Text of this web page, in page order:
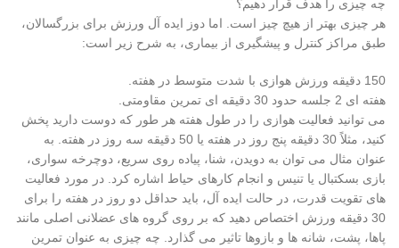
چه چیزی را هدف قرار دهیم؟
هر چیزی بهتر از هیچ چیز است. اما دوز ایده آل ورزش برای بزرگسالان،
طبق مراکز کنترل و پیشگیری از بیماری، به شرح زیر است:
150 دقیقه ورزش هوازی با شدت متوسط ​​در هفته.
هفته ای 2 جلسه حدود 30 دقیقه ای تمرین مقاومتی.
می توانید فعالیت هوازی را در طول هفته هر طور که دوست دارید پخش
کنید، مثلاً 30 دقیقه پنج روز در هفته یا 50 دقیقه سه روز در هفته. به
عنوان مثال می توان به دویدن، شنا، پیاده روی سریع، دوچرخه سواری،
بازی بسکتبال یا تنیس و انجام کارهای حیاط اشاره کرد. در مورد فعالیت
های تقویت قدرت، در حالت ایده آل، باید حداقل دو روز در هفته را برای
30 دقیقه ورزش اختصاص دهید که بر روی گروه های عضلانی اصلی مانند
پاها، پشت، شانه ها و بازوها تاثیر می گذارد. چه چیزی به عنوان تمرین